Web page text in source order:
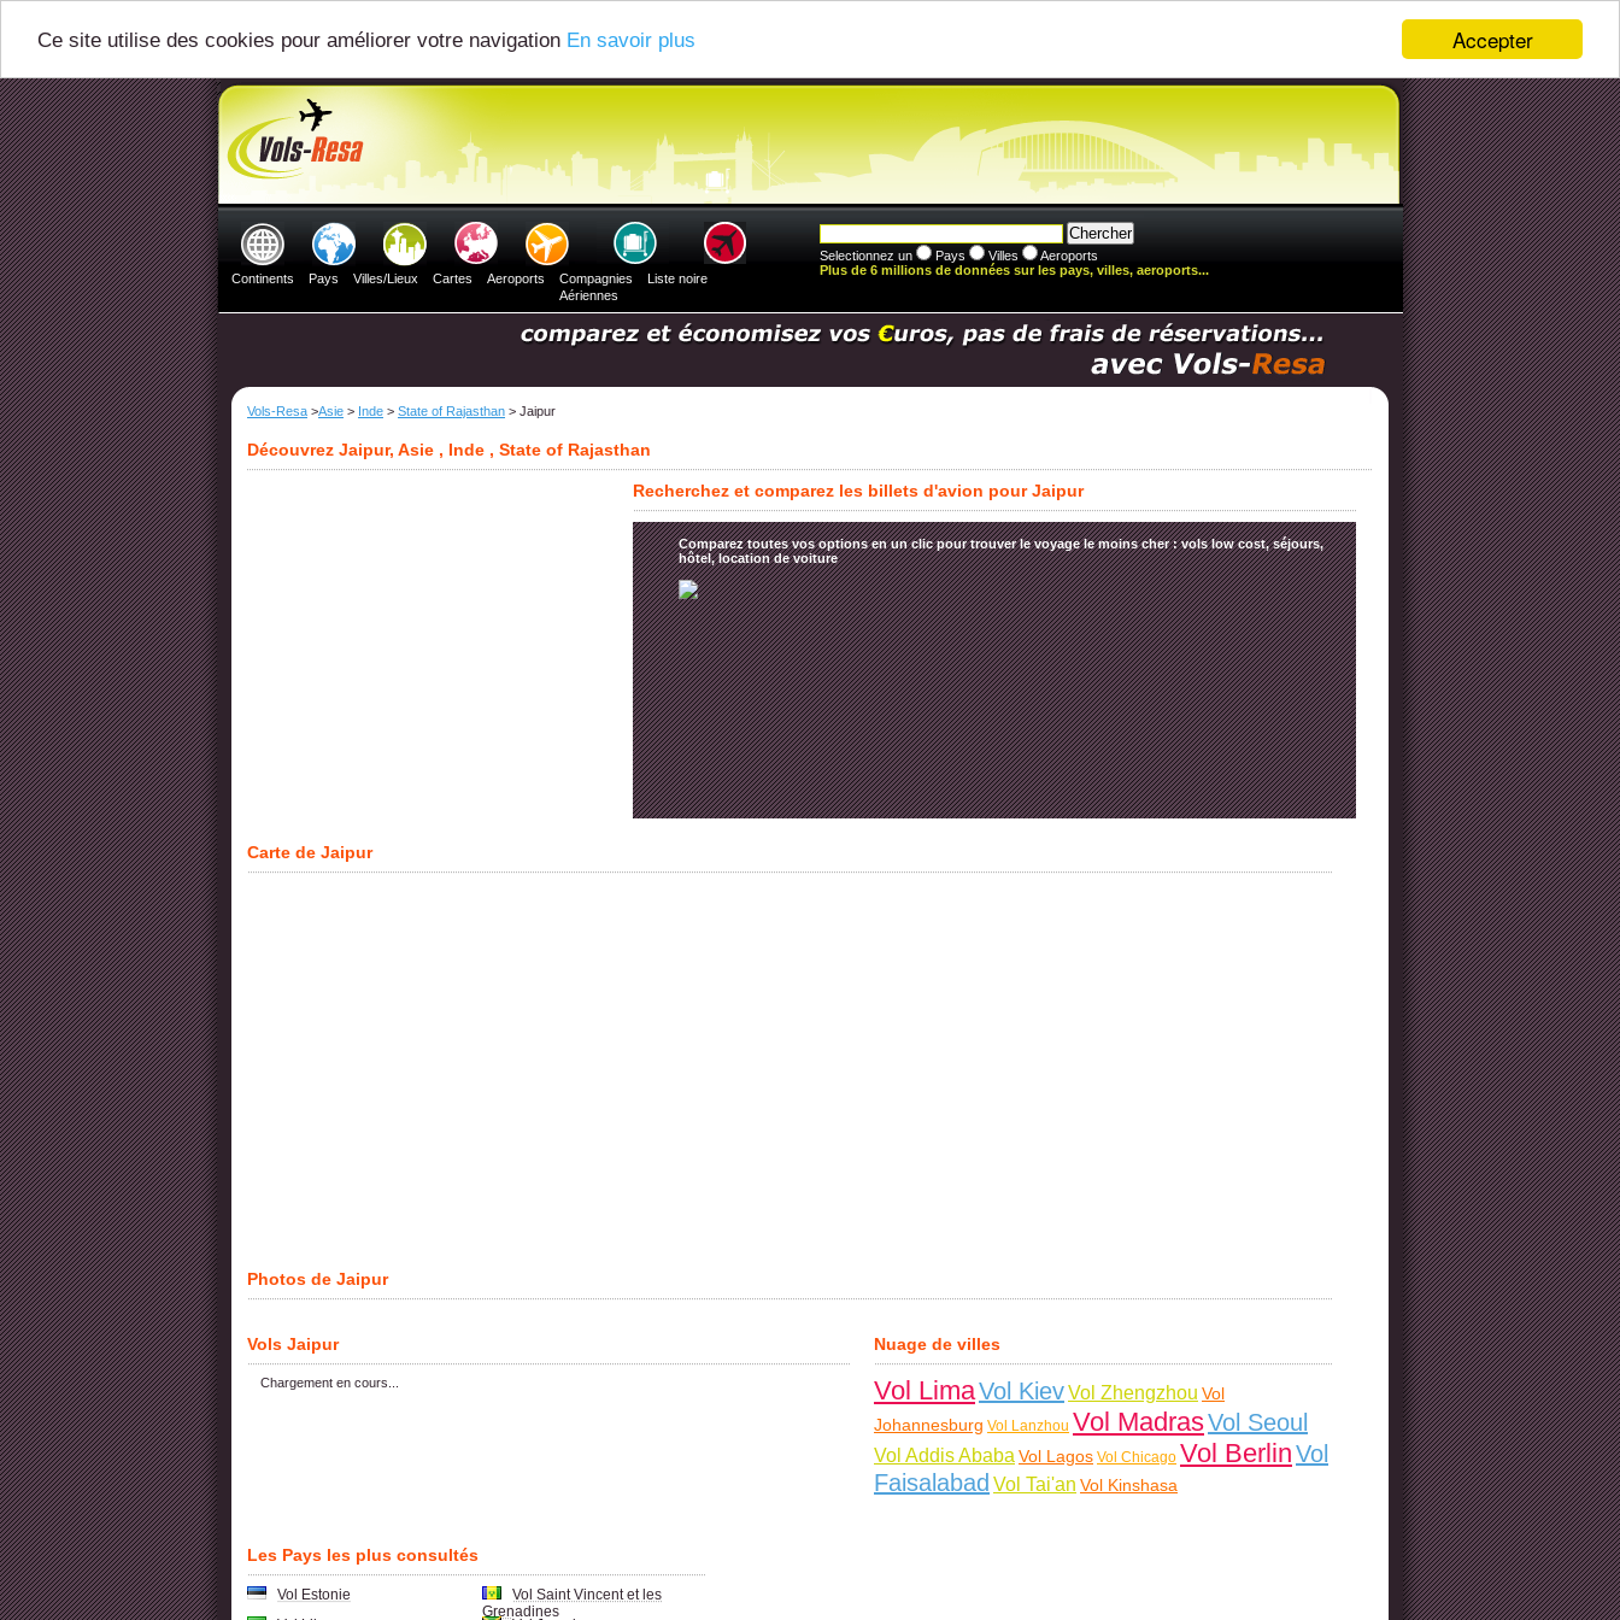
Accepter
Ce site utilise des cookies pour améliorer votre navigation En savoir plus
Continents Pays Villes/Lieux Cartes Aeroports
Compagnies
Aériennes
Liste noire
Selectionnez un Pays Villes
Aeroports
Plus de 6 millions de données sur les pays, villes, aeroports...
Vols-Resa >Asie > Inde > State of Rajasthan > Jaipur
Découvrez Jaipur, Asie , Inde , State of Rajasthan
Recherchez et comparez les billets d'avion pour Jaipur
Comparez toutes vos options en un clic pour trouver le voyage le moins cher : vols low cost, séjours,
hôtel, location de voiture
Carte de Jaipur
Photos de Jaipur
Vols Jaipur
Chargement en cours...
Nuage de villes
Vol LimaVol KievVol Zhengzhou Vol
Johannesburg Vol Lanzhou Vol MadrasVol Seoul
Vol Addis Ababa Vol Lagos Vol Chicago Vol BerlinVol
Faisalabad Vol Tai'an Vol Kinshasa
Les Pays les plus consultés
Vol Estonie
Vol Saint Vincent et les
Grenadines